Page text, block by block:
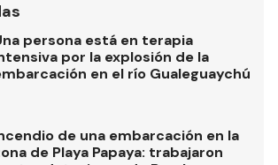
persona está en terapia
por la explosión de la
en el río Gualeguaychú
de una embarcación en la
de Playa Papaya: trabajaron